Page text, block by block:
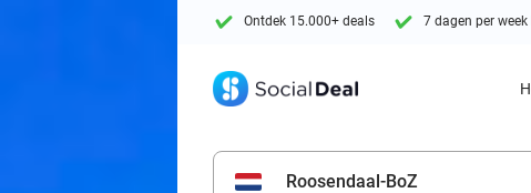
Ontdek 15.000+ deals 7 dagen per
Roosendaal-BoZ